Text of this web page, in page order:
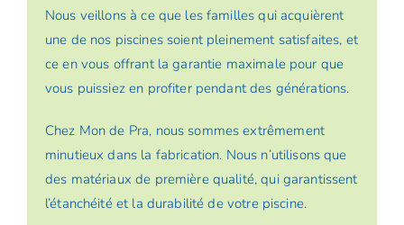
Nous veillons à ce que les familles qui acquièrent
une de nos piscines soient pleinement satisfaites, et
ce en vous offrant la garantie maximale pour que
vous puissiez en profiter pendant des générations.
Chez Mon de Pra, nous sommes extrêmement
minutieux dans la fabrication. Nous n’utilisons que
des matériaux de première qualité, qui garantissent
l’étanchéité et la durabilité de votre piscine.